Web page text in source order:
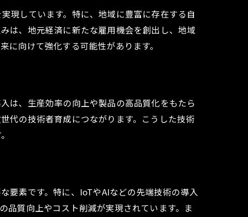
現しています。特に、地域に豊富に存在する自
は、地元経済に新たな雇用機会を創出し、地域
向けて強化する可能性があります。
は、生産効率の向上や製品の高品質化をもたら
代の技術者育成につながります。こうした技術
要素です。特に、IoTやAIなどの先端技術の導入
品質向上やコスト削減が実現されています。ま